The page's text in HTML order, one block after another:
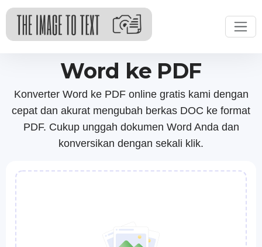
Word ke PDF
Konverter Word ke PDF online gratis kami dengan
cepat dan akurat mengubah berkas DOC ke format
PDF. Cukup unggah dokumen Word Anda dan
konversikan dengan sekali klik.